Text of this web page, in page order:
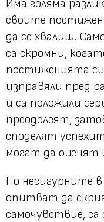
Има голяма
своите
да се хвалиш.
са скромни,
постиженията
изправяли пред
и са положили
преодолеят,
споделят
могат да оценят
Но несигурните в
опитват да
самочувствие,